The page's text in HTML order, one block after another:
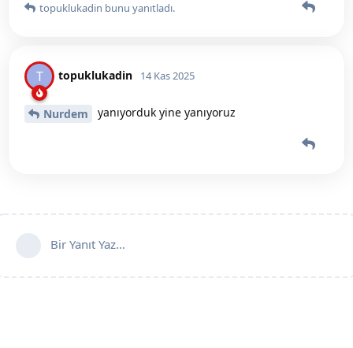
topuklukadin bunu yanıtladı.
T topuklukadin 14 Kas 2025
Nurdem yanıyorduk yine yanıyoruz
Bir Yanıt Yaz...